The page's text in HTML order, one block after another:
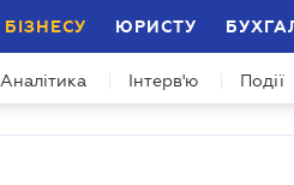
БІЗНЕСУ ЮРИСТУ
Аналітика Інтерв'ю Події